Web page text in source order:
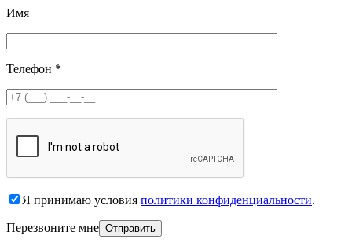
Имя
Телефон *
Я принимаю условия политики конфиденциальности.
Перезвоните мне